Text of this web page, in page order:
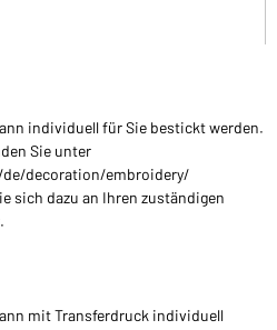
individuell für Sie bestickt werden.
Sie unter
de/decoration/embroidery/
sich dazu an Ihren zuständigen
mit Transferdruck individuell